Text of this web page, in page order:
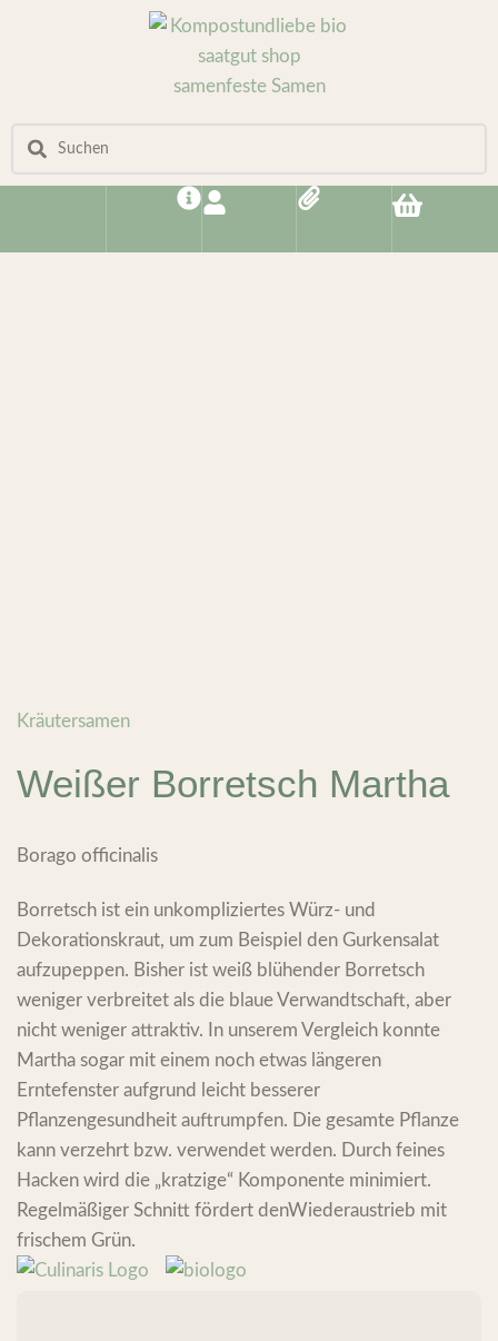
Kräutersamen
Weißer Borretsch Martha
Borago officinalis
Borretsch ist ein unkompliziertes Würz- und
Dekorationskraut, um zum Beispiel den Gurkensalat
aufzupeppen. Bisher ist weiß blühender Borretsch
weniger verbreitet als die blaue Verwandtschaft, aber
nicht weniger attraktiv. In unserem Vergleich konnte
Martha sogar mit einem noch etwas längeren
Erntefenster aufgrund leicht besserer
Pflanzengesundheit auftrumpfen. Die gesamte Pflanze
kann verzehrt bzw. verwendet werden. Durch feines
Hacken wird die „kratzige“ Komponente minimiert.
Regelmäßiger Schnitt fördert denWiederaustrieb mit
frischem Grün.